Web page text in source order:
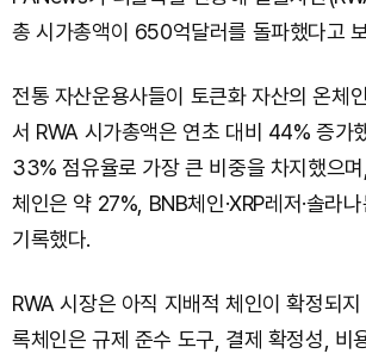
총 시가총액이 650억달러를 돌파했다고
전통 자산운용사들이 토큰화 자산의 온체
서 RWA 시가총액은 연초 대비 44% 증가
33% 점유율로 가장 큰 비중을 차지했으
체인은 약 27%, BNB체인·XRP레저·솔라
기록했다.
RWA 시장은 아직 지배적 체인이 확정되
록체인은 규제 준수 도구, 결제 확정성, 비